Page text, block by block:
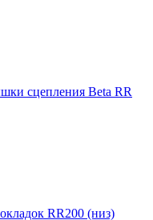
сцепления Beta RR